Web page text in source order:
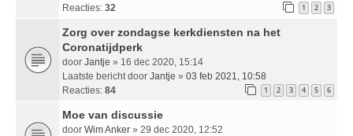
Reacties: 32 1 2 3
Zorg over zondagse kerkdiensten na het
Coronatijdperk
door Jantje » 16 dec 2020, 15:14
Laatste bericht door Jantje » 03 feb 2021, 10:58
Reacties: 84 1 2 3 4 5 6
Moe van discussie
door Wim Anker » 29 dec 2020, 12:52